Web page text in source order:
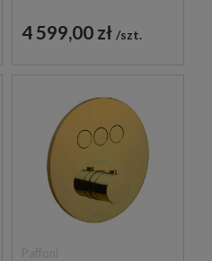
TERMOSTATYCZNA 1-
DROŻNA
4 599,00 zł szt.